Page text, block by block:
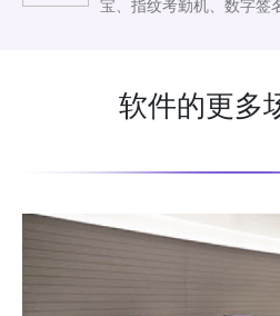
宝、指纹考勤机、数字签
软件的更多